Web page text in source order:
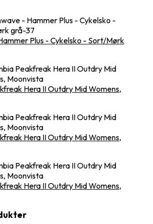
Plus - Cykelsko - Sort/Mørk
Hera II Outdry Mid Womens,
Hera II Outdry Mid Womens,
Hera II Outdry Mid Womens,